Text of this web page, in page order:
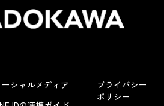
ーシャルメディア
プライバシー
ポリシー